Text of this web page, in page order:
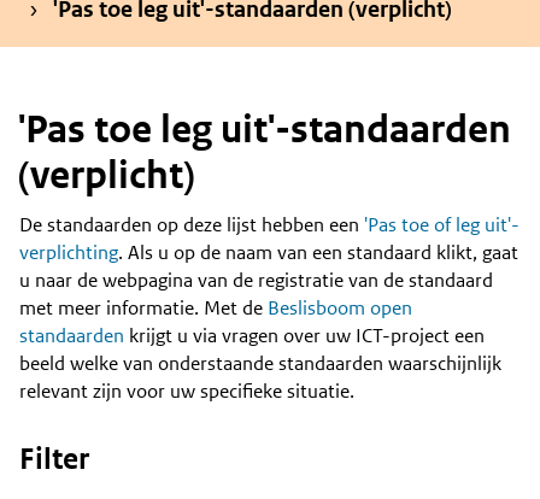
'Pas toe leg uit'-standaarden (verplicht)
'Pas toe leg uit'-standaarden
(verplicht)
Content
De standaarden op deze lijst hebben een 'Pas toe of leg uit'-
verplichting. Als u op de naam van een standaard klikt, gaat
u naar de webpagina van de registratie van de standaard
met meer informatie. Met de Beslisboom open
standaarden krijgt u via vragen over uw ICT-project een
beeld welke van onderstaande standaarden waarschijnlijk
relevant zijn voor uw specifieke situatie.
Filter